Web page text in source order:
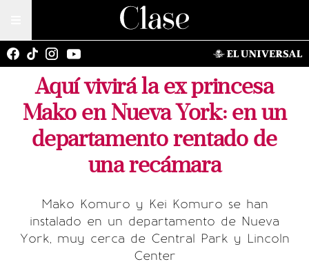
Aquí vivirá la ex princesa
Mako en Nueva York: en un
departamento rentado de
una recámara
Mako Komuro y Kei Komuro se han
instalado en un departamento de Nueva
York, muy cerca de Central Park y Lincoln
Center